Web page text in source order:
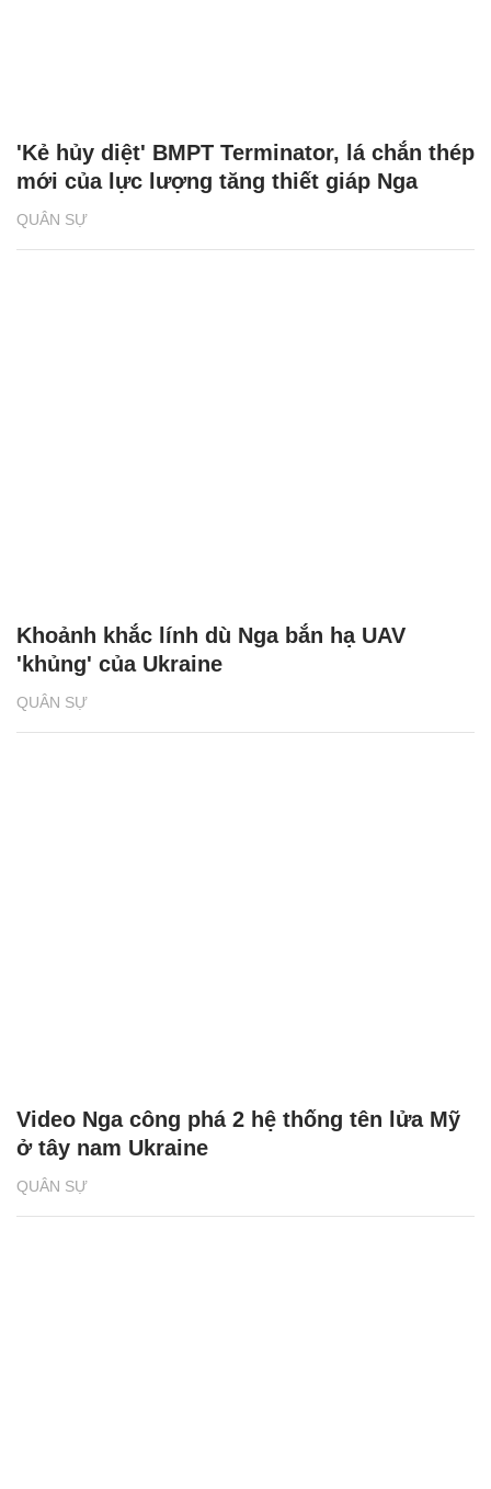
QUÂN SỰ
'Kẻ hủy diệt' BMPT Terminator, lá chắn thép
mới của lực lượng tăng thiết giáp Nga
QUÂN SỰ
Khoảnh khắc lính dù Nga bắn hạ UAV
'khủng' của Ukraine
QUÂN SỰ
Video Nga công phá 2 hệ thống tên lửa Mỹ
ở tây nam Ukraine